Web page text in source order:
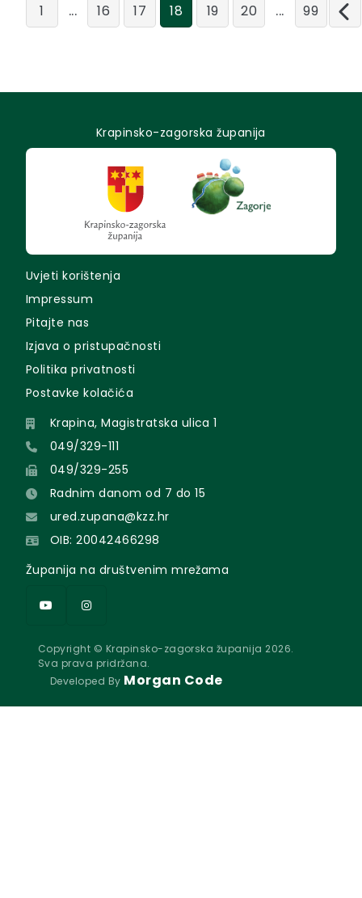
1 ... 16 17 18 19 20 ... 99
Krapinsko-zagorska županija
Uvjeti korištenja
Impressum
Pitajte nas
Izjava o pristupačnosti
Politika privatnosti
Postavke kolačića
Krapina, Magistratska ulica 1
049/329-111
049/329-255
Radnim danom od 7 do 15
ured.zupana@kzz.hr
OIB: 20042466298
Županija na društvenim mrežama
Copyright © Krapinsko-zagorska županija 2026.
Sva prava pridržana.
Developed By Morgan Code